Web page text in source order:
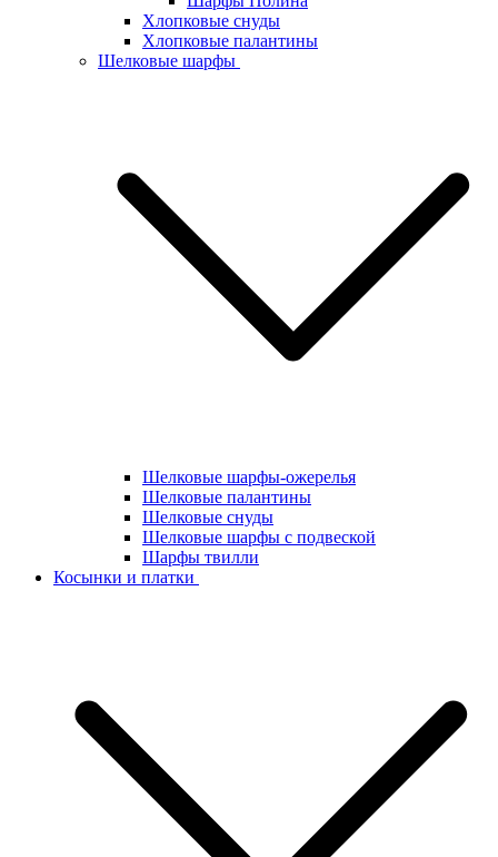
Хлопковые снуды
Хлопковые палантины
Шелковые шарфы
Шелковые шарфы-ожерелья
Шелковые палантины
Шелковые снуды
Шелковые шарфы с подвеской
Шарфы твилли
Косынки и платки